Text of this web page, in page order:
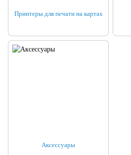
Принтеры для печати на картах
Аксессуары